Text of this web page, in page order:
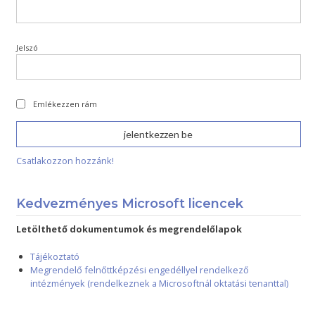
Jelszó
Emlékezzen rám
Csatlakozzon hozzánk!
Kedvezményes Microsoft licencek
Letölthető dokumentumok és megrendelőlapok
Tájékoztató
Megrendelő felnőttképzési engedéllyel rendelkező
intézmények (rendelkeznek a Microsoftnál oktatási tenanttal)